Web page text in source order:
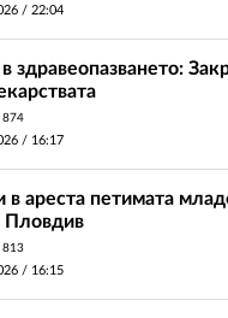
/ 22:04
здравеопазването:
874
/ 16:17
в ареста петимата
Пловдив
813
/ 16:15